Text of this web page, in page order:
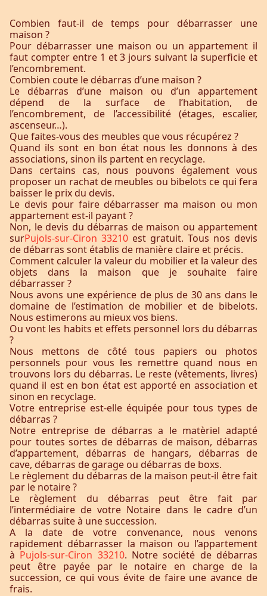
Combien faut-il de temps pour débarrasser une
maison ?
Pour débarrasser une maison ou un appartement il
faut compter entre 1 et 3 jours suivant la superficie et
l’encombrement.
Combien coute le débarras d’une maison ?
Le débarras d’une maison ou d’un appartement
dépend de la surface de l’habitation, de
l’encombrement, de l’accessibilité (étages, escalier,
ascenseur…).
Que faites-vous des meubles que vous récupérez ?
Quand ils sont en bon état nous les donnons à des
associations, sinon ils partent en recyclage.
Dans certains cas, nous pouvons également vous
proposer un rachat de meubles ou bibelots ce qui fera
baisser le prix du devis.
Le devis pour faire débarrasser ma maison ou mon
appartement est-il payant ?
Non, le devis du débarras de maison ou appartement
surPujols-sur-Ciron 33210 est gratuit. Tous nos devis
de débarras sont établis de manière claire et précis.
Comment calculer la valeur du mobilier et la valeur des
objets dans la maison que je souhaite faire
débarrasser ?
Nous avons une expérience de plus de 30 ans dans le
domaine de l’estimation de mobilier et de bibelots.
Nous estimerons au mieux vos biens.
Ou vont les habits et effets personnel lors du débarras
?
Nous mettons de côté tous papiers ou photos
personnels pour vous les remettre quand nous en
trouvons lors du débarras. Le reste (vêtements, livres)
quand il est en bon état est apporté en association et
sinon en recyclage.
Votre entreprise est-elle équipée pour tous types de
débarras ?
Notre entreprise de débarras a le matèriel adapté
pour toutes sortes de débarras de maison, débarras
d’appartement, débarras de hangars, débarras de
cave, débarras de garage ou débarras de boxs.
Le règlement du débarras de la maison peut-il être fait
par le notaire ?
Le règlement du débarras peut être fait par
l’intermédiaire de votre Notaire dans le cadre d’un
débarras suite à une succession.
A la date de votre convenance, nous venons
rapidement débarrasser la maison ou l’appartement
à Pujols-sur-Ciron 33210. Notre société de débarras
peut être payée par le notaire en charge de la
succession, ce qui vous évite de faire une avance de
frais.